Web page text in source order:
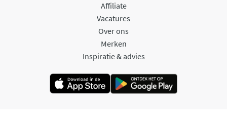
Affiliate
Vacatures
Over ons
Merken
Inspiratie & advies